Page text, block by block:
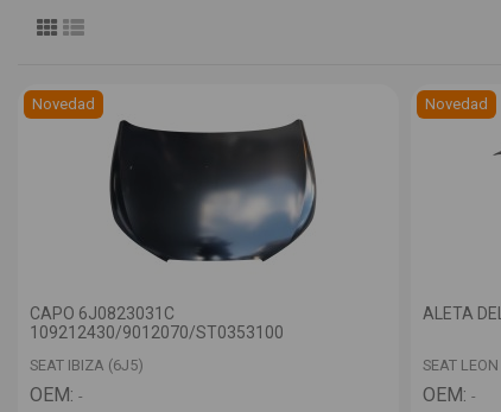
Novedad
CAPO 6J0823031C
109212430/9012070/ST0353100
SEAT IBIZA (6J5)
OEM: -
Novedad
ALETA
SEAT
OEM: -